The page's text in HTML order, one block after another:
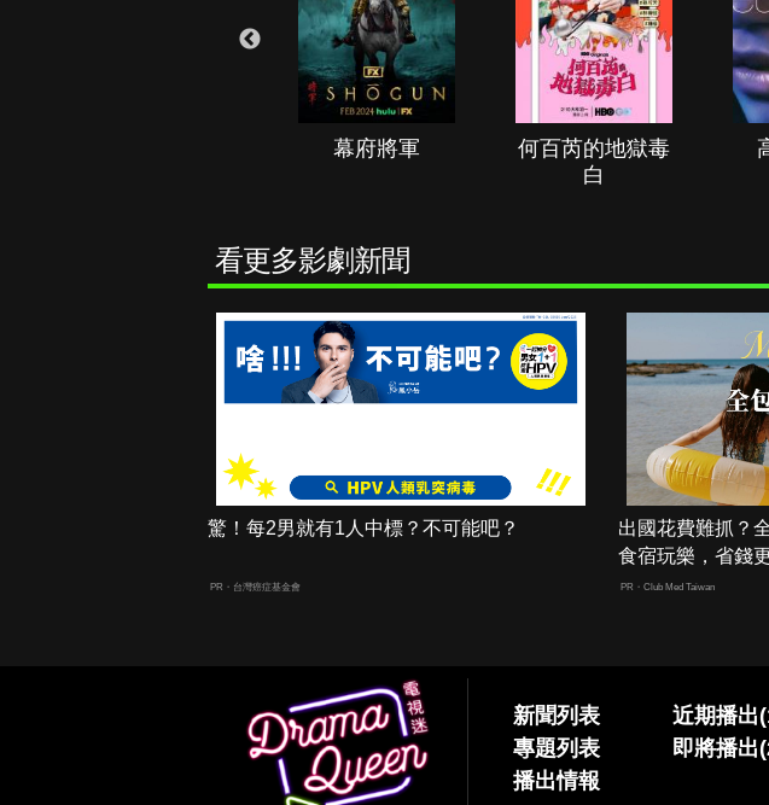
幕府將軍
何百芮的地獄毒
白
看更多影劇新聞
驚！每2男就有1人中標？不可能吧？
PR・台灣癌症基金會
出國花費難抓？
食宿玩樂，省錢
PR・Club Med Taiwan
新聞列表
專題列表
播出情報
近期播出
即將播出